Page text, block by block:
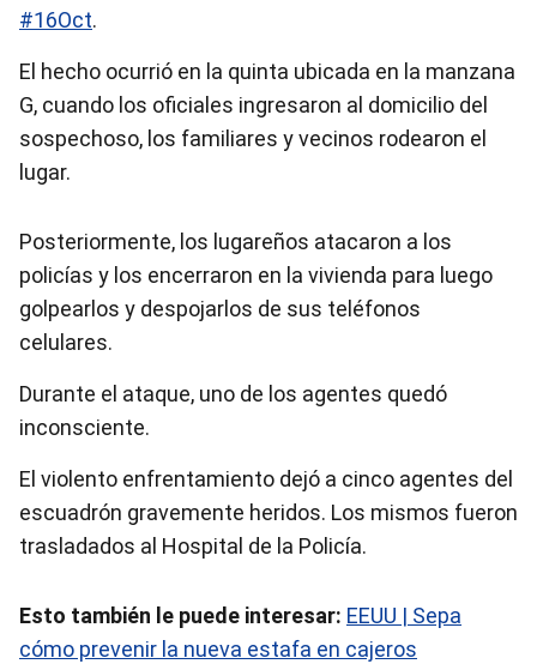
#16Oct.
El hecho ocurrió en la quinta ubicada en la manzana
G, cuando los oficiales ingresaron al domicilio del
sospechoso, los familiares y vecinos rodearon el
lugar.
Posteriormente, los lugareños atacaron a los
policías y los encerraron en la vivienda para luego
golpearlos y despojarlos de sus teléfonos
celulares.
Durante el ataque, uno de los agentes quedó
inconsciente.
El violento enfrentamiento dejó a cinco agentes del
escuadrón gravemente heridos. Los mismos fueron
trasladados al Hospital de la Policía.
Esto también le puede interesar: EEUU | Sepa
cómo prevenir la nueva estafa en cajeros